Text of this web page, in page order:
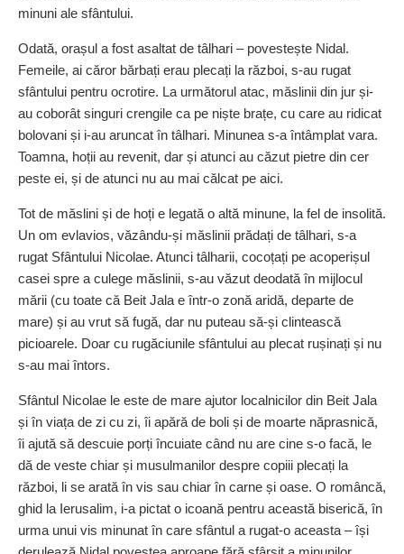
minuni ale sfântului.
Odată, orașul a fost asaltat de tâlhari – povestește Nidal.
Femeile, ai căror bărbați erau plecați la război, s-au rugat
sfântului pentru ocrotire. La următorul atac, măs­linii din jur și-
au coborât singuri crengile ca pe niște brațe, cu care au ridicat
bolovani și i-au aruncat în tâlhari. Minunea s-a întâmplat vara.
Toamna, hoții au revenit, dar și atunci au căzut pietre din cer
peste ei, și de atunci nu au mai călcat pe aici.
Tot de măslini și de hoți e legată o altă minune, la fel de insolită.
Un om evlavios, vă­zându-și măslinii prădați de tâlhari, s-a
rugat Sfântului Nicolae. Atunci tâlharii, cocoțați pe acoperișul
casei spre a culege măslinii, s-au văzut deodată în mijlocul
mării (cu toate că Beit Jala e într-o zonă aridă, departe de
mare) și au vrut să fugă, dar nu puteau să-și clintească
picioarele. Doar cu rugăciunile sfântului au plecat rușinați și nu
s-au mai întors.
Sfântul Nicolae le este de mare ajutor localnicilor din Beit Jala
și în viața de zi cu zi, îi apără de boli și de moarte năprasnică,
îi ajută să descuie porți încuiate când nu are cine s-o facă, le
dă de veste chiar și musulmanilor despre copiii plecați la
război, li se arată în vis sau chiar în carne și oase. O româncă,
ghid la Ierusalim, i-a pictat o icoană pentru această biserică, în
urma unui vis minunat în care sfântul a rugat-o aceasta – își